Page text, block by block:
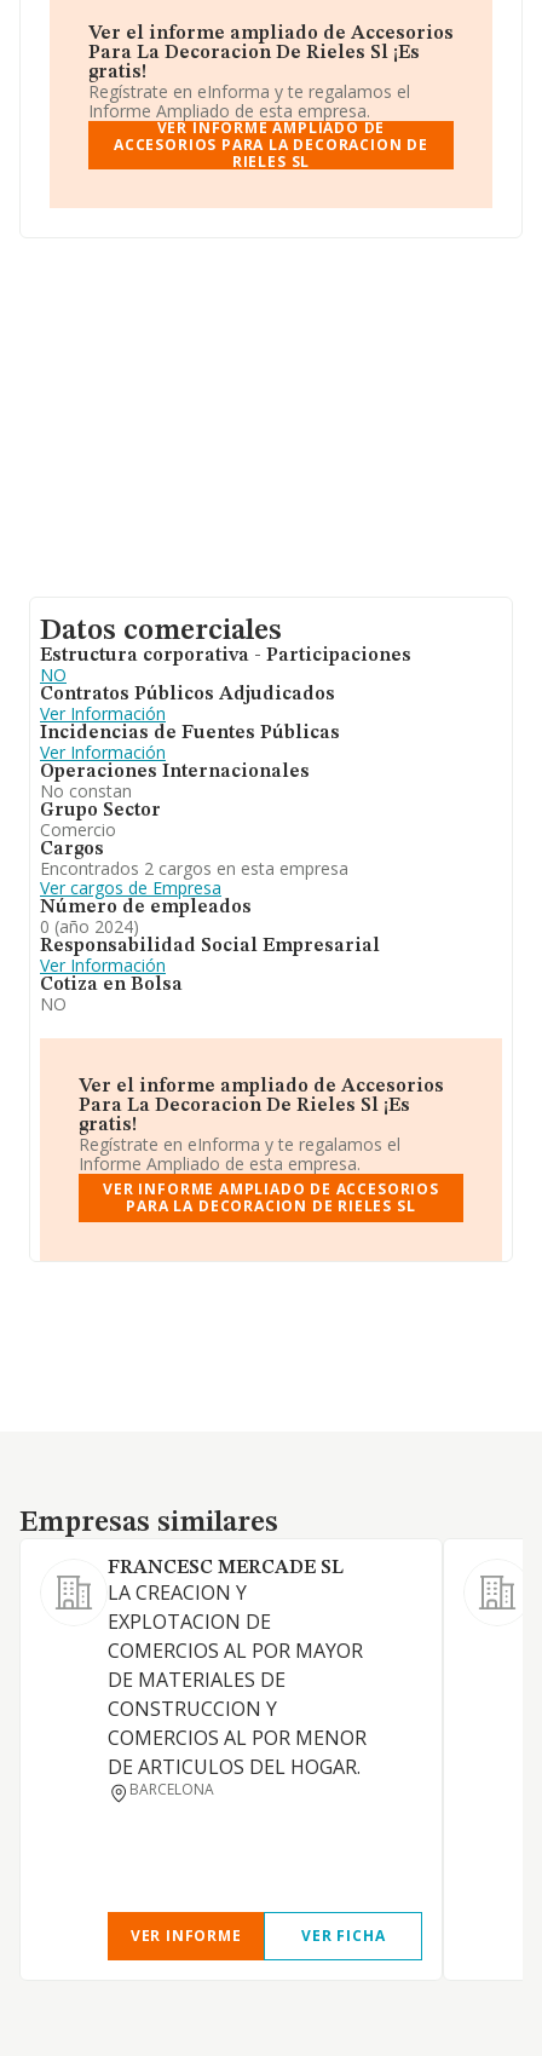
Cataluña.
En base a la información de la que dispone INFORMA
sobre 20.345 compañías, en el ámbito nacional la
facturación alcanza la cifra de 21.890 millones de euros
y se estima que el promedio de la facturación entre
todas las empresas es de 1 millón de euros. Como
información adicional de interés, la media de empleados
la constitución es de 20 años.
Ver el informe ampliado de Accesorios
Para La Decoracion De Rieles Sl ¡Es
gratis!
Regístrate en eInforma y te regalamos el
Informe Ampliado de esta empresa.
VER INFORME AMPLIADO DE
ACCESORIOS PARA LA DECORACION DE
RIELES SL
Datos comerciales
Estructura corporativa - Participaciones
NO
Contratos Públicos Adjudicados
Ver Información
Incidencias de Fuentes Públicas
Ver Información
Operaciones Internacionales
No constan
Grupo Sector
Comercio
Cargos
Encontrados 2 cargos en esta empresa
Ver cargos de Empresa
Número de empleados
0 (año 2024)
Responsabilidad Social Empresarial
Ver Información
Cotiza en Bolsa
NO
Ver el informe ampliado de Accesorios
Para La Decoracion De Rieles Sl ¡Es
gratis!
Regístrate en eInforma y te regalamos el
Informe Ampliado de esta empresa.
VER INFORME AMPLIADO DE ACCESORIOS
PARA LA DECORACION DE RIELES SL
Empresas similares
Empresas similares
FRANCESC MERCADE SL
LA CREACION Y
EXPLOTACION DE
COMERCIOS AL POR MAYOR
DE MATERIALES DE
CONSTRUCCION Y
COMERCIOS AL POR MENOR
DE ARTICULOS DEL HOGAR.
BARCELONA
VER INFORME VER FICHA